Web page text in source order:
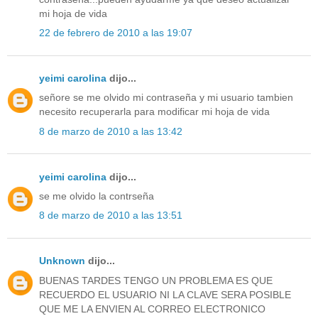
mi hoja de vida
22 de febrero de 2010 a las 19:07
yeimi carolina dijo...
señore se me olvido mi contraseña y mi usuario tambien
necesito recuperarla para modificar mi hoja de vida
8 de marzo de 2010 a las 13:42
yeimi carolina dijo...
se me olvido la contrseña
8 de marzo de 2010 a las 13:51
Unknown dijo...
BUENAS TARDES TENGO UN PROBLEMA ES QUE
RECUERDO EL USUARIO NI LA CLAVE SERA POSIBLE
QUE ME LA ENVIEN AL CORREO ELECTRONICO